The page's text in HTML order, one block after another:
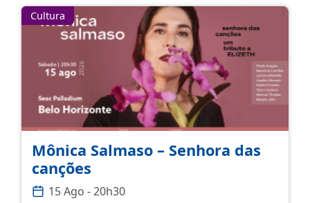
Cultura
Mônica Salmaso – Senhora das
canções
15 Ago - 20h30